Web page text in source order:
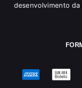
desenvolvimento